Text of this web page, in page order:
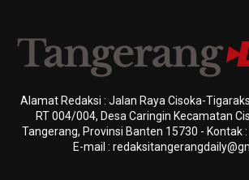
Alamat Redaksi : Jalan Raya Cisoka-
RT 004/004, Desa Caringin Kecamatan
Tangerang, Provinsi Banten 15730 - Kontak
E-mail :